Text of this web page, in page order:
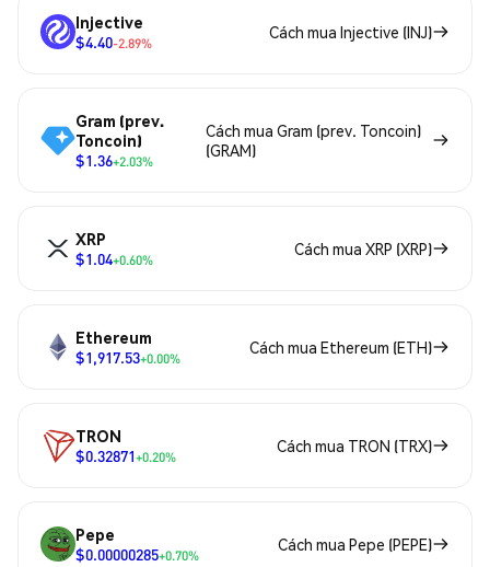
Injective
$4.40-2.89%
Cách mua Injective (INJ)
Gram (prev.
Toncoin)
$1.36+2.03%
Cách mua Gram (prev. Toncoin)
(GRAM)
XRP
$1.04+0.60%
Cách mua XRP (XRP)
Ethereum
$1,917.53+0.00%
Cách mua Ethereum (ETH)
TRON
$0.32871+0.20%
Cách mua TRON (TRX)
Pepe
$0.00000285+0.70%
Cách mua Pepe (PEPE)